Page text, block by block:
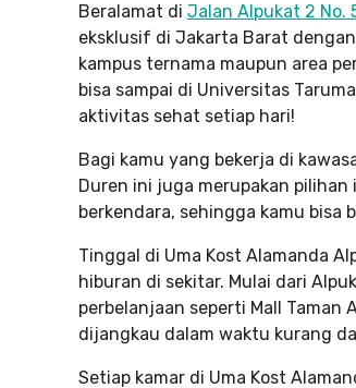
Beralamat di Jalan Alpukat 2 No.
eksklusif di Jakarta Barat
kampus ternama maupun area
bisa sampai di Universitas
aktivitas sehat setiap hari!
Bagi kamu yang bekerja di
Duren ini juga merupakan
berkendara, sehingga kamu
Tinggal di Uma Kost Alamanda
hiburan di sekitar. Mulai dari
perbelanjaan seperti Mall Taman
dijangkau dalam waktu kurang
Setiap kamar di Uma Kost